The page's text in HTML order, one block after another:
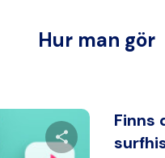
Hur man gör
Finns